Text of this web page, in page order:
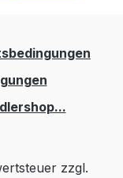
zzgl.